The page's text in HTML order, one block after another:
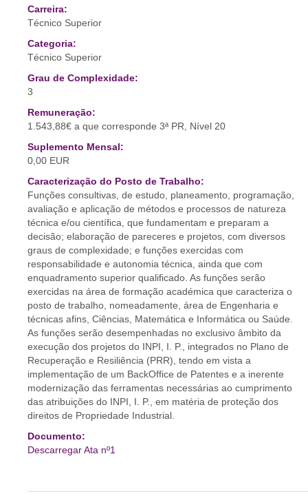
Carreira:
Técnico Superior
Categoria:
Técnico Superior
Grau de Complexidade:
3
Remuneração:
1.543,88€ a que corresponde 3ª PR, Nível 20
Suplemento Mensal:
0,00 EUR
Caracterização do Posto de Trabalho:
Funções consultivas, de estudo, planeamento, programação,
avaliação e aplicação de métodos e processos de natureza
técnica e/ou científica, que fundamentam e preparam a
decisão; elaboração de pareceres e projetos, com diversos
graus de complexidade; e funções exercidas com
responsabilidade e autonomia técnica, ainda que com
enquadramento superior qualificado. As funções serão
exercidas na área de formação académica que caracteriza o
posto de trabalho, nomeadamente, área de Engenharia e
técnicas afins, Ciências, Matemática e Informática ou Saúde.
As funções serão desempenhadas no exclusivo âmbito da
execução dos projetos do INPI, I. P., integrados no Plano de
Recuperação e Resiliência (PRR), tendo em vista a
implementação de um BackOffice de Patentes e a inerente
modernização das ferramentas necessárias ao cumprimento
das atribuições do INPI, I. P., em matéria de proteção dos
direitos de Propriedade Industrial.
Documento:
Descarregar Ata nº1